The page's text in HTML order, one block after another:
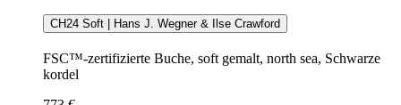
CH24 Soft | Hans J. Wegner & Ilse Crawford
FSC™-zertifizierte Buche, soft gemalt, north sea, Schwarze
kordel